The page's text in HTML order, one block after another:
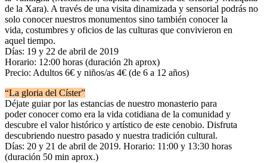
de la Xara). A través de una visita dinamizada y sensorial podrás no
solo conocer nuestros monumentos sino también conocer la
vida, costumbres y oficios de las culturas que convivieron en
aquel tiempo.
Días: 19 y 22 de abril de 2019
Horario: 12:00 horas (duración 2h aprox)
Precio: Adultos 6€ y niños/as 4€ (de 6 a 12 años)
“La gloria del Císter”
Déjate guiar por las estancias de nuestro monasterio para
poder conocer como era la vida cotidiana de la comunidad y
descubre el valor histórico y artístico de este cenobio. Disfruta
descubriendo nuestro pasado y nuestra tradición cultural.
Días: 20 y 21 de abril de 2019. Horario: 11:00 y 13:30 horas
(duración 50 min aprox.)